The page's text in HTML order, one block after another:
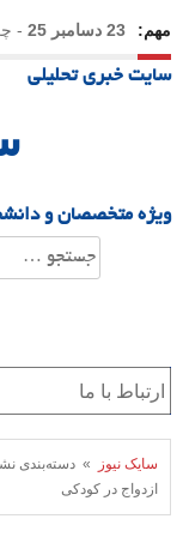
مهم: 23 دسامبر 25 -
21 دسامبر 25
سایت خبری تحلیلی
ویژه متخصصان و
جستجو
برای:
سایک نیوز
» دسته‌بندی
ازدواج در کودکی